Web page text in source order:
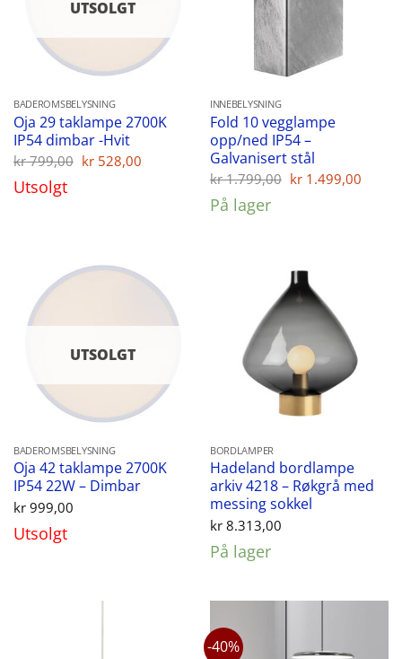
UTSOLGT
BADEROMSBELYSNING
Oja 29 taklampe 2700K
IP54 dimbar -Hvit
kr799,00 Opprinnelig
kr 528,00 Nåværende
kr 528,00.
Utsolgt
INNEBELYSNING
Fold 10 vegglampe
opp/ned IP54 –
Galvanisert stål
kr1.799,00 Opprinnelig
kr 1.499,00
På lager
UTSOLGT
BADEROMSBELYSNING
Oja 42 taklampe 2700K
IP54 22W – Dimbar
kr999,00
Utsolgt
BORDLAMPER
Hadeland bordlampe
arkiv 4218 – Røkgrå med
messing sokkel
kr8.313,00
På lager
-40%